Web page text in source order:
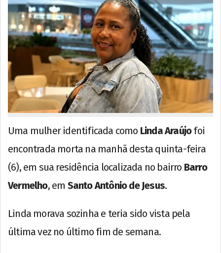
Uma mulher identificada como Linda Araújofoi
encontrada morta na manhã desta quinta-feira
(6), em sua residência localizada no bairro Barro
Vermelho, em Santo Antônio de Jesus.
Linda morava sozinha e teria sido vista pela
última vez no último fim de semana.